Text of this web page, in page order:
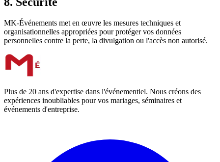
MK-Événements met en œuvre les mesures techniques et
organisationnelles appropriées pour protéger vos données
personnelles contre la perte, la divulgation ou l'accès non autorisé.
Plus de 20 ans d'expertise dans l'événementiel. Nous créons des
expériences inoubliables pour vos mariages, séminaires et
événements d'entreprise.